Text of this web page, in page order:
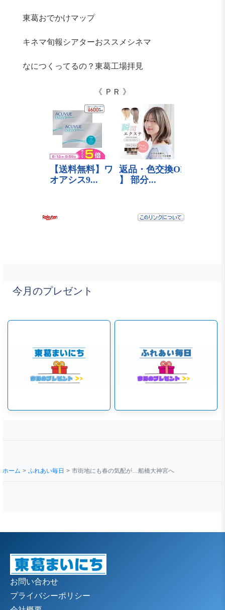
東葛おでかけマップ
キネマ旬報シアターおススメシネマ
なにつくってるの？東葛工場拝見
《 ＰＲ 》
今月のプレゼント
ホーム ふれあい毎日 市街地にも春の気配が…船橋大神宮へ
お問い合わせ
プライバシーポリシー